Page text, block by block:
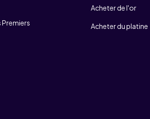
Acheter de l'or
Acheter du platine